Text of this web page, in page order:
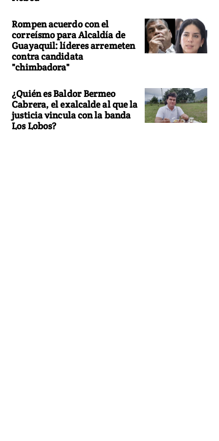
Rompen acuerdo con el
correísmo para Alcaldía de
Guayaquil: líderes arremeten
contra candidata
"chimbadora"
¿Quién es Baldor Bermeo
Cabrera, el exalcalde al que la
justicia vincula con la banda
Los Lobos?